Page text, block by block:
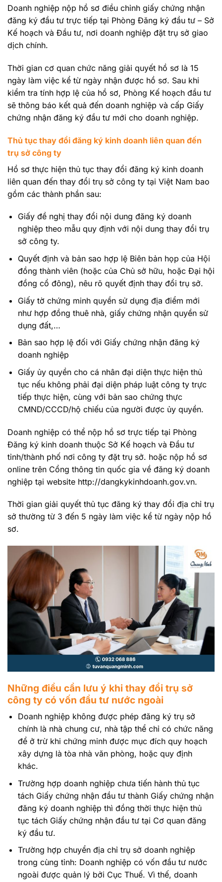
Doanh nghiệp nộp hồ sơ điều chỉnh giấy chứng nhận
đăng ký đầu tư trực tiếp tại Phòng Đăng ký đầu tư – Sở
Kế hoạch và Đầu tư, nơi doanh nghiệp đặt trụ sở giao
dịch chính.
Thời gian cơ quan chức năng giải quyết hồ sơ là 15
ngày làm việc kể từ ngày nhận được hồ sơ. Sau khi
kiểm tra tính hợp lệ của hồ sơ, Phòng Kế hoạch đầu tư
sẽ thông báo kết quả đến doanh nghiệp và cấp Giấy
chứng nhận đăng ký đầu tư mới cho doanh nghiệp.
Thủ tục thay đổi đăng ký kinh doanh liên quan đến
trụ sở công ty
Hồ sơ thực hiện thủ tục thay đổi đăng ký kinh doanh
liên quan đến thay đổi trụ sở công ty tại Việt Nam bao
gồm các thành phần sau:
Giấy đề nghị thay đổi nội dung đăng ký doanh
nghiệp theo mẫu quy định với nội dung thay đổi trụ
sở công ty.
Quyết định và bản sao hợp lệ Biên bản họp của Hội
đồng thành viên (hoặc của Chủ sở hữu, hoặc Đại hội
đồng cổ đông), nêu rõ quyết định thay đổi trụ sở.
Giấy tờ chứng minh quyền sử dụng địa điểm mới
như hợp đồng thuê nhà, giấy chứng nhận quyền sử
dụng đất,…
Bản sao hợp lệ đối với Giấy chứng nhận đăng ký
doanh nghiệp
Giấy ủy quyền cho cá nhân đại diện thực hiện thủ
tục nếu không phải đại diện pháp luật công ty trực
tiếp thực hiện, cùng với bản sao chứng thực
CMND/CCCD/hộ chiếu của người được ủy quyền.
Doanh nghiệp có thể nộp hồ sơ trực tiếp tại Phòng
Đăng ký kinh doanh thuộc Sở Kế hoạch và Đầu tư
tỉnh/thành phố nơi công ty đặt trụ sở. hoặc nộp hồ sơ
online trên Cổng thông tin quốc gia về đăng ký doanh
nghiệp tại website http://dangkykinhdoanh.gov.vn.
Thời gian giải quyết thủ tục đăng ký thay đổi địa chỉ trụ
sở thường từ 3 đến 5 ngày làm việc kể từ ngày nộp hồ
sơ.
Những điều cần lưu ý khi thay đổi trụ sở
công ty có vốn đầu tư nước ngoài
Doanh nghiệp không được phép đăng ký trụ sở
chính là nhà chung cư, nhà tập thể chỉ có chức năng
để ở trừ khi chứng minh được mục đích quy hoạch
xây dựng là tòa nhà văn phòng, hoặc quy định
khác.
Trường hợp doanh nghiệp chưa tiến hành thủ tục
tách Giấy chứng nhận đầu tư thành Giấy chứng nhận
đăng ký doanh nghiệp thì đồng thời thực hiện thủ
tục tách Giấy chứng nhận đầu tư tại Cơ quan đăng
ký đầu tư.
Trường hợp chuyển địa chỉ trụ sở doanh nghiệp
trong cùng tỉnh: Doanh nghiệp có vốn đầu tư nước
ngoài được quản lý bởi Cục Thuế. Vì thế, doanh